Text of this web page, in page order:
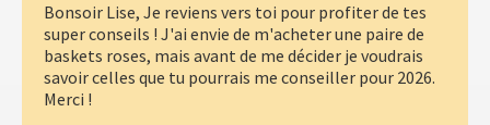
Bonsoir Lise, Je reviens vers toi pour profiter de tes
super conseils ! J'ai envie de m'acheter une paire de
baskets roses, mais avant de me décider je voudrais
savoir celles que tu pourrais me conseiller pour 2026.
Merci !